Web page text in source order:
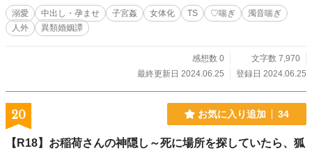
溺愛 中出し・孕ませ 子宮姦 女体化 TS ♡喘ぎ
濁音喘ぎ
人外
異類婚姻譚
感想数 0
文字数 7,970
最終更新日 2024.06.25
登録日 2024.06.25
20 お気に入り追加 34
【R18】お稲荷さんの神隠し～死に場所を探していたら、狐